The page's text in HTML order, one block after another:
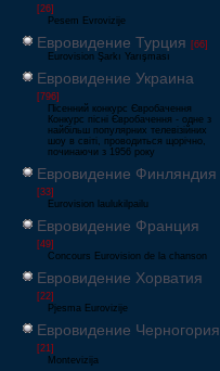
[26]
Pesem Evrovizije
Евровидение Турция [66]
Eurovision Şarkı Yarışması
Евровидение Украина
[796]
Пісенний конкурс Євробачення
Конкурс пісні Євробачення - одне з
найбільш популярних телевізійних
шоу в світі, проводиться щорічно,
починаючи з 1956 року
Евровидение Финляндия
[33]
Eurovision laulukilpailu
Евровидение Франция
[49]
Concours Eurovision de la chanson
Евровидение Хорватия
[22]
Pjesma Eurovizije
Евровидение Черногория
[21]
Montevizija